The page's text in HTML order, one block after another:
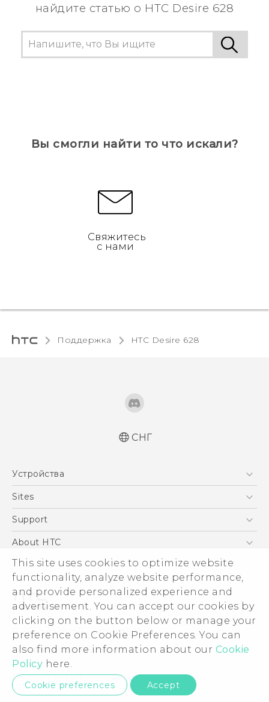
This site uses cookies to optimize website
functionality, analyze website performance,
and provide personalized experience and
advertisement. You can accept our cookies by
clicking on the button below or manage your
preference on Cookie Preferences. You can
also find more information about our Cookie
Policy here.
Cookie preferences Accept
найдите статью о HTC Desire 628
Вы смогли найти то что искали?
Свяжитесь
с нами
Поддержка HTC Desire 628‎
Русский - Руководство по безопасности и
Қазақ - Пайдаланушы нұсқаулығы
Қазақ - Қауіпсіздік және нормативтік
English - User manual
СНГ
Устройства
5G
EXODUS
VIVE
Sites
HTC Dev
Support
ПОДДЕРЖКА
About HTC
ESG
Инвестирование
Политика конфиденциальности
Безопасность продуктов
Вакансии
Security and Privacy Whitepaper
© 2011-2026 HTC Corporation
Условия использования.
Privacy Contact: Global-Privacy@htc.com